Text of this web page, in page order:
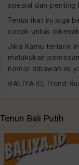
spesial dan penting
Tenun ikat ini juga
cocok untuk
Jika Kamu tertarik
melakukan
nomor dibawah ini
BALIYA.ID, Trend
Tenun Bali Putih